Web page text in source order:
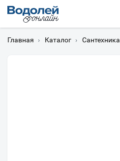
Главная › Каталог › Сантехника